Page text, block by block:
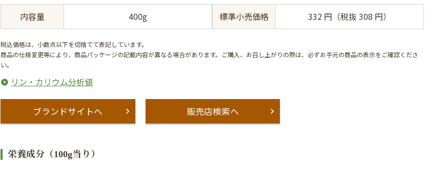
内容量 400g 標準小売価格 332 円（税抜 308 円）
税込価格は、小数点以下を切捨てて表記しています。
商品の仕様変更等により、商品パッケージの記載内容が異なる場合があります。ご購入、お召し上がりの際は、必ずお手元の商品の表示をご確認くださ
い。
リン・カリウム分析値
ブランドサイトへ 販売店検索へ
栄養成分（100g当り）